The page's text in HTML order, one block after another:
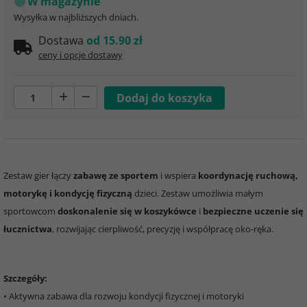
Wysyłka w najbliższych dniach.
Dostawa od 15.90 zł
ceny i opcje dostawy
Zestaw gier łączyzabawę ze sportem i wspiera koordynację ruchową,
motorykę i kondycję fizyczną dzieci. Zestaw umożliwia małym
sportowcom doskonalenie się w koszykówce i bezpieczne uczenie się
łucznictwa, rozwijając cierpliwość, precyzję i współpracę oko-ręka.
Szczegóły:
• Aktywna zabawa dla rozwoju kondycji fizycznej i motoryki